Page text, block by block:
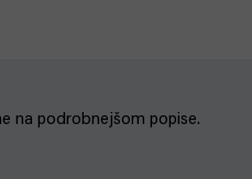
na podrobnejšom popise.